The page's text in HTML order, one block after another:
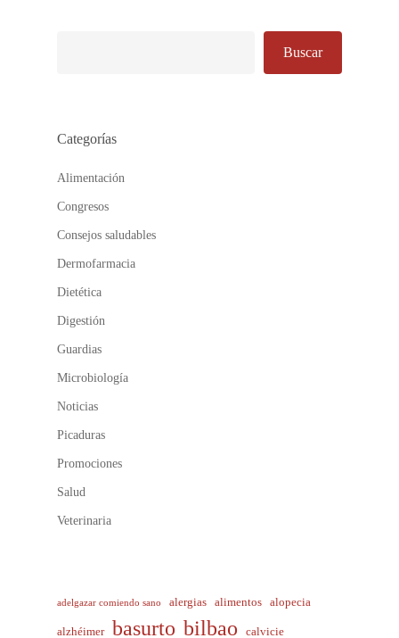
Buscar
Categorías
Alimentación
Congresos
Consejos saludables
Dermofarmacia
Dietética
Digestión
Guardias
Microbiología
Noticias
Picaduras
Promociones
Salud
Veterinaria
adelgazar comiendo sano alergias alimentos alopecia
alzhéimer basurto bilbao calvicie